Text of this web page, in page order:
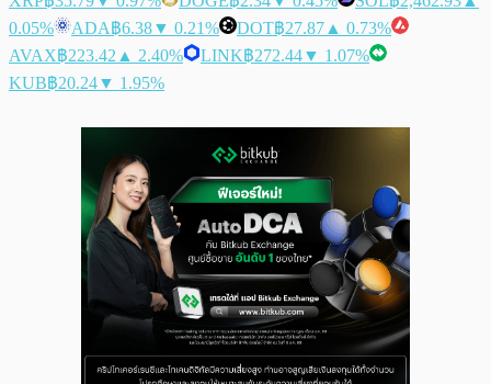
0.05%
ADA฿6.38▼ 0.21% DOT฿27.87 ▲ 0.73%
AVAX฿223.42 ▲ 2.40% LINK฿272.44▼ 1.07%
KUB฿20.24▼ 1.95%